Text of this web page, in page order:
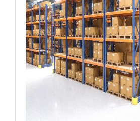
despercebidos e podem gerar
os clientes.É importante lembrar
deve sempre ser adquirido com
especializadas no segmento.
ajuda a garantir a qualidade e
materiais, além de evitar
substituições frequentes de
cumprem com suas funções
Assim, é possível poupar gastos